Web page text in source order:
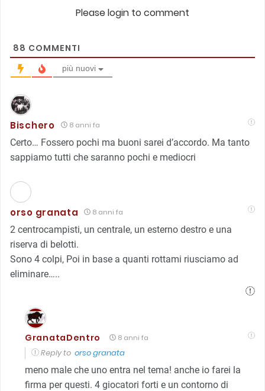
Please login to comment
88 COMMENTI
più nuovi
Bischero 8 anni fa
Certo… Fossero pochi ma buoni sarei d’accordo. Ma tanto
sappiamo tutti che saranno pochi e mediocri
orso granata 8 anni fa
2 centrocampisti, un centrale, un esterno destro e una
riserva di belotti.
Sono 4 colpi, Poi in base a quanti rottami riusciamo ad
eliminare…..
GranataDentro 8 anni fa
Reply to orso granata
meno male che uno entra nel tema! anche io farei la
firma per questi. 4 giocatori forti e un contorno di